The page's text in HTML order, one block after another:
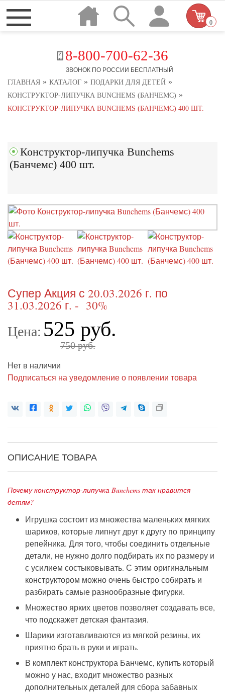
8-800-700-62-36
ЗВОНОК ПО РОССИИ БЕСПЛАТНЫЙ
0
ГЛАВНАЯ » КАТАЛОГ » ПОДАРКИ ДЛЯ ДЕТЕЙ »
КОНСТРУКТОР-ЛИПУЧКА BUNCHEMS (БАНЧЕМС) »
КОНСТРУКТОР-ЛИПУЧКА BUNCHEMS (БАНЧЕМС) 400 ШТ.
Конструктор-липучка Bunchems
(Банчемс) 400 шт.
Супер Акция с 20.03.2026 г. по
31.03.2026 г. - 30%
Цена: 525 руб.
750 руб.
Нет в наличии
Подписаться на уведомление о появлении товара
ОПИСАНИЕ ТОВАРА
Почему конструктор-липучка Bunchems так нравится
детям?
Игрушка состоит из множества маленьких мягких
шариков, которые липнут друг к другу по принципу
репейника. Для того, чтобы соединить отдельные
детали, не нужно долго подбирать их по размеру и
с усилием состыковывать. С этим оригинальным
конструктором можно очень быстро собирать и
разбирать самые разнообразные фигурки.
Множество ярких цветов позволяет создавать все,
что подскажет детская фантазия.
Шарики изготавливаются из мягкой резины, их
приятно брать в руки и играть.
В комплект конструктора Банчемс, купить который
можно у нас, входит множество разных
дополнительных деталей для сбора забавных